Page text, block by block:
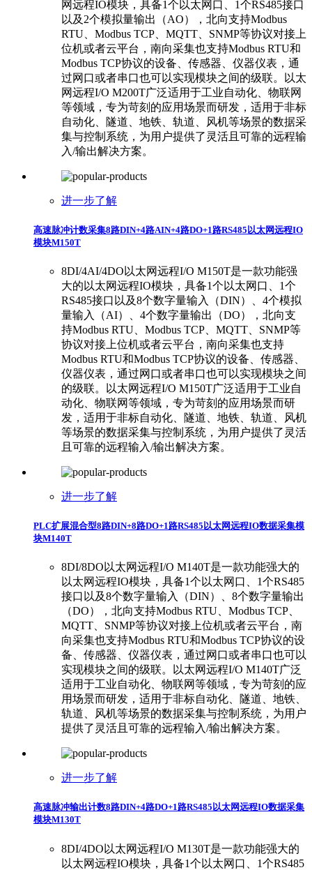
网远程IO模块，具备1个以太网口、1个RS485接口
以及2个模拟量输出（AO），北向支持Modbus
RTU、Modbus TCP、MQTT、SNMP等协议对接上
位机或者云平台，南向采集也支持Modbus RTU和
Modbus TCP协议的设备、传感器、仪器仪表，通
过网口或者串口也可以实现模块之间的级联。以太
网远程I/O M200T广泛适用于工业自动化、物联网
等领域，专为苛刻的应用场景而研发，适用于非标
自动化、隧道、地铁、轨道、风机等场景的数据采
集与控制系统，为用户提供了灵活且可靠的远程输
入/输出解决方案。
进一步了解
高速脉冲计数采集8路DIN+4路AIN+4路DO+1路RS485以太网远程IO
模块M150T
8DI/4AI/4DO以太网远程I/O M150T是一款功能强
大的以太网远程IO模块，具备1个以太网口、1个
RS485接口以及8个数字量输入（DIN）、4个模拟
量输入（AI）、4个数字量输出（DO），北向支
持Modbus RTU、Modbus TCP、MQTT、SNMP等
协议对接上位机或者云平台，南向采集也支持
Modbus RTU和Modbus TCP协议的设备、传感器、
仪器仪表，通过网口或者串口也可以实现模块之间
的级联。以太网远程I/O M150T广泛适用于工业自
动化、物联网等领域，专为苛刻的应用场景而研
发，适用于非标自动化、隧道、地铁、轨道、风机
等场景的数据采集与控制系统，为用户提供了灵活
且可靠的远程输入/输出解决方案。
进一步了解
PLC扩展混合型8路DIN+8路DO+1路RS485以太网远程IO数据采集模
块M140T
8DI/8DO以太网远程I/O M140T是一款功能强大的
以太网远程IO模块，具备1个以太网口、1个RS485
接口以及8个数字量输入（DIN）、8个数字量输出
（DO），北向支持Modbus RTU、Modbus TCP、
MQTT、SNMP等协议对接上位机或者云平台，南
向采集也支持Modbus RTU和Modbus TCP协议的设
备、传感器、仪器仪表，通过网口或者串口也可以
实现模块之间的级联。以太网远程I/O M140T广泛
适用于工业自动化、物联网等领域，专为苛刻的应
用场景而研发，适用于非标自动化、隧道、地铁、
轨道、风机等场景的数据采集与控制系统，为用户
提供了灵活且可靠的远程输入/输出解决方案。
进一步了解
高速脉冲输出计数8路DIN+4路DO+1路RS485以太网远程IO数据采集
模块M130T
8DI/4DO以太网远程I/O M130T是一款功能强大的
以太网远程IO模块，具备1个以太网口、1个RS485